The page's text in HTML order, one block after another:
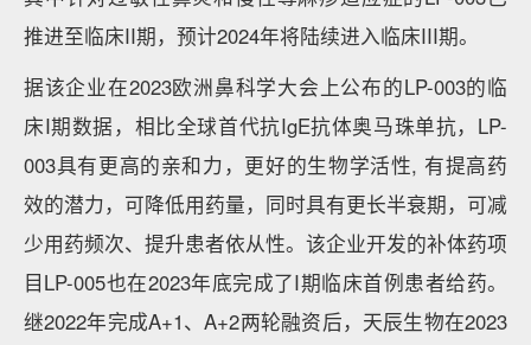
数据来源：公开新闻渠道搜集整理，蛋壳研究院
创新药及供应链领域细分领域创新赛道解读
● 抗体药、核药赛道融资逆势增长，核药研发高产、近
20款管线获批IND
相比2022年，2023年创新药赛道仅有抗体药赛道、核
药赛道完成逆势融资增长。小分子化药领域总体融资热
度变化不大，基本与2022年持平。创新药研发各细分